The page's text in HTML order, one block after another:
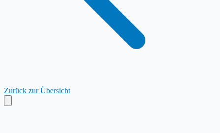
Zurück zur Übersicht